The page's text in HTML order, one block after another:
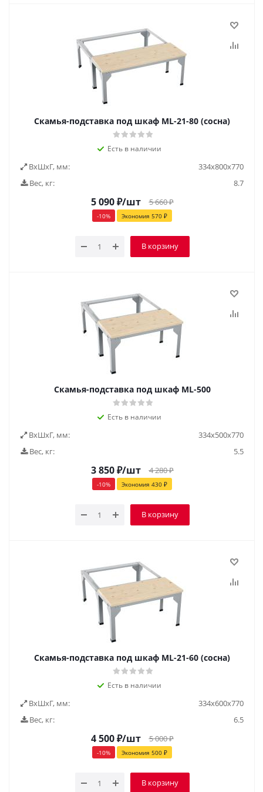
Скамья-подставка под шкаф ML-21-80 (сосна)
Есть в наличии
ВxШxГ, мм:
334x800x770
Вес, кг:
8.7
5 090₽/шт 5 660₽
-10% Экономия 570 ₽
В корзину
Скамья-подставка под шкаф ML-500
Есть в наличии
ВxШxГ, мм:
334x500x770
Вес, кг:
5.5
3 850₽/шт 4 280₽
-10% Экономия 430 ₽
В корзину
Скамья-подставка под шкаф ML-21-60 (сосна)
Есть в наличии
ВxШxГ, мм:
334x600x770
Вес, кг:
6.5
4 500₽/шт 5 000₽
-10% Экономия 500 ₽
В корзину